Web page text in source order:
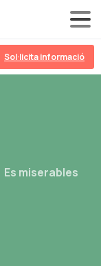
Sol·licita informació
Es miserables